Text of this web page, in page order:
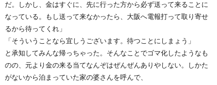
だ。しかし、金はすぐに、先に行った方から必ず送って来ることに
なっている。もし送って来なかったら、大阪へ電報打って取り寄せ
るから待ってくれ」
「そういうことなら宜しうございます。待つことにしまょう」
と承知してみんな帰っちゃった。そんなことでゴマ化したようなも
のの、元より金の来る当てなんぞはぜんぜんありやしない。しかた
がないから泊まっていた家の婆さんを呼んで、